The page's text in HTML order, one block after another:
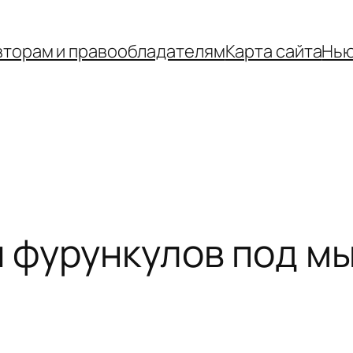
и правообладателямКарта сайта
под